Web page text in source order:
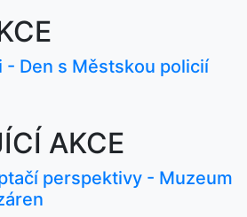
- Den s Městskou policií
AKCE
perspektivy - Muzeum